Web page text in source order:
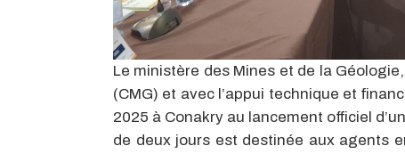
Le ministère des Mines et de la
(CMG) et avec l’appui technique et
2025 à Conakry au lancement officiel
de deux jours est destinée aux agents